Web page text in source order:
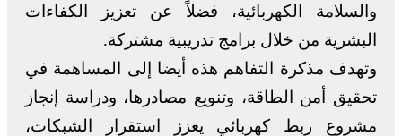
والسلامة الكهربائية، فضلاً عن تعزيز الكفاءات
البشرية من خلال برامج تدريبية مشتركة.
وتهدف مذكرة التفاهم هذه أيضا إلى المساهمة في
تحقيق أمن الطاقة، وتنويع مصادرها، ودراسة إنجاز
مشروع ربط كهربائي يعزز استقرار الشبكات،